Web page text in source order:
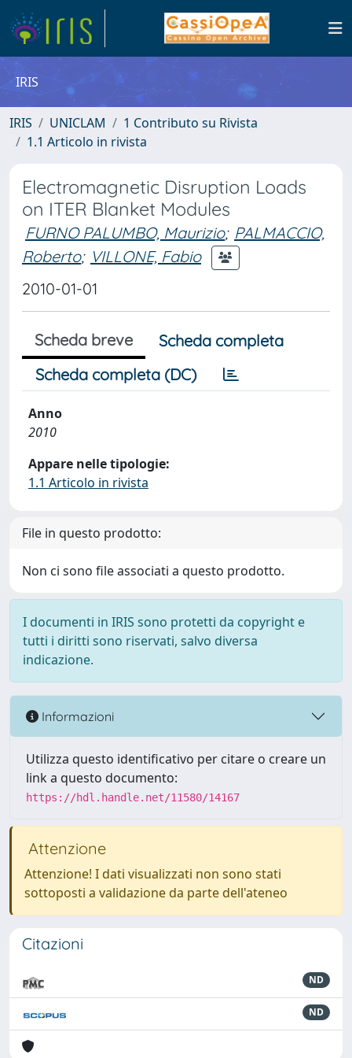
IRIS
IRIS UNICLAM
1 Contributo su Rivista
1.1 Articolo in rivista
Electromagnetic Disruption Loads
on ITER Blanket Modules
FURNO PALUMBO, Maurizio; PALMACCIO,
Roberto; VILLONE, Fabio
2010-01-01
Scheda breve
Scheda completa
Scheda completa (DC)
Anno
2010
Appare nelle tipologie:
1.1 Articolo in rivista
File in questo prodotto:
Non ci sono file associati a questo prodotto.
I documenti in IRIS sono protetti da copyright e
tutti i diritti sono riservati, salvo diversa
indicazione.
Informazioni
Utilizza questo identificativo per citare o creare un
link a questo documento:
https://hdl.handle.net/11580/14167
Attenzione
Attenzione! I dati visualizzati non sono stati
sottoposti a validazione da parte dell'ateneo
Citazioni
ND
ND